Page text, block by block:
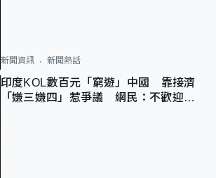
新聞資訊 新聞熱話
印度KOL數百元「窮遊」中國 靠接濟
「嫌三嫌四」惹爭議 網民：不歡迎劣